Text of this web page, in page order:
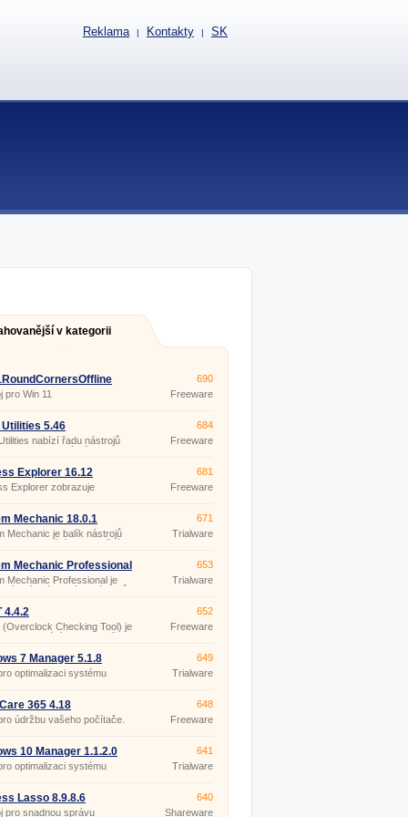
v kategorii
pro Win 11
690
Freeware
5.46
nabízí řadu nástrojů
pro opravu, údržbu
684
Freeware
Explorer 16.12
Explorer zobrazuje
681
Freeware
Mechanic 18.0.1
Mechanic je balík nástrojů
k vyhledání, odstranění a
671
Trialware
Mechanic Professional
Mechanic Professional je
balík výkonných nástrojů
PC.
653
Trialware
4.4.2
(Overclock Checking Tool) je
pro testování stability vašeho
CPU, GPU a výkonu
zdroje.
652
Freeware
účely)
7 Manager 5.1.8
optimalizaci systému
649
Trialware
365 4.18
údržbu vašeho počítače.
648
Freeware
účely)
10 Manager 1.1.2.0
optimalizaci systému
641
Trialware
Lasso 8.9.8.6
pro snadnou správu
640
Shareware
Reklama | Kontakty | SK